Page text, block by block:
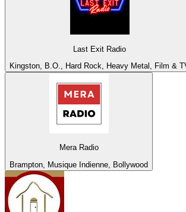
Last Exit Radio
Kingston, B.O., Hard Rock, Heavy Metal, Film &
Mera Radio
Brampton, Musique Indienne, Bollywood